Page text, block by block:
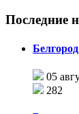
Последние
05
282